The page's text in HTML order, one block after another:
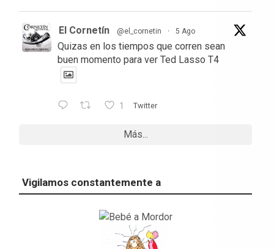
El Cornetín @el_cornetin · 5 Ago
Quizas en los tiempos que corren sean
buen momento para ver Ted Lasso T4
1 Twitter
Más...
Vigilamos constantemente a